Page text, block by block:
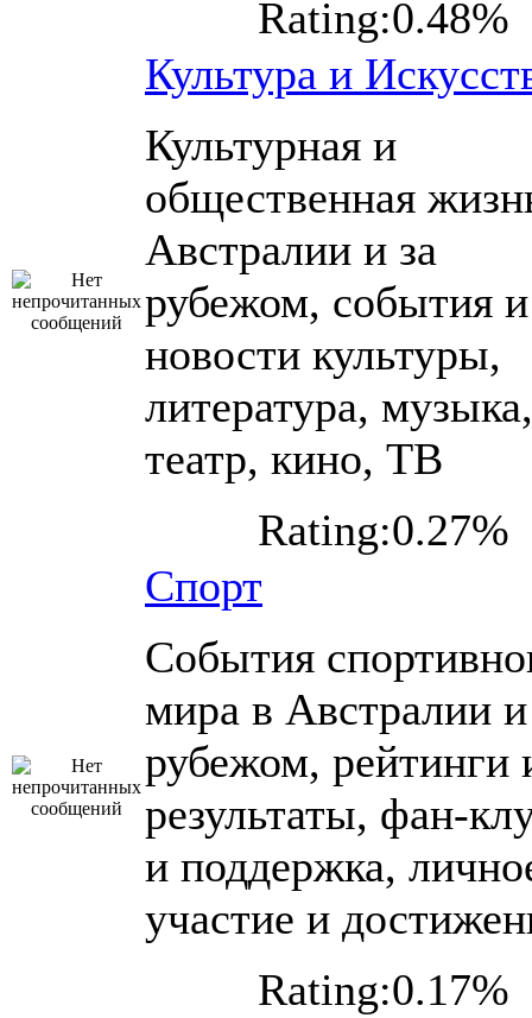
Rating:0.48%
Культура и
Культурная и
общественная
Австралии и за
рубежом, события и
новости культуры,
литература, музыка,
театр, кино, ТВ
Rating:0.27%
Спорт
События
мира в Австралии и
рубежом, рейтинги
результаты, фан-
и поддержка,
участие и
Rating:0.17%